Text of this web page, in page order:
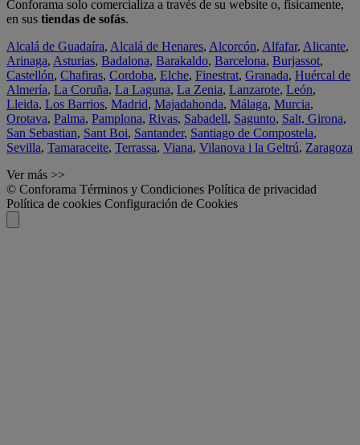
Conforama solo comercializa a través de su website o, físicamente,
en sus tiendas de sofás.
Alcalá de Guadaíra, Alcalá de Henares, Alcorcón, Alfafar, Alicante,
Arinaga, Asturias, Badalona, Barakaldo, Barcelona, Burjassot,
Castellón, Chafiras, Cordoba, Elche, Finestrat, Granada, Huércal de
Almería, La Coruña, La Laguna, La Zenia, Lanzarote, León,
Lleida, Los Barrios, Madrid, Majadahonda, Málaga, Murcia,
Orotava, Palma, Pamplona, Rivas, Sabadell, Sagunto, Salt, Girona,
San Sebastian, Sant Boi, Santander, Santiago de Compostela,
Sevilla, Tamaraceite, Terrassa, Viana, Vilanova i la Geltrú, Zaragoza
Ver más >>
© Conforama Términos y Condiciones Política de privacidad
Política de cookies Configuración de Cookies